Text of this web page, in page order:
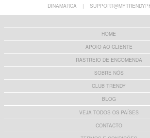
DINAMARCA
|
HOME
APOIO AO CLIENTE
RASTREIO DE ENCOMENDA
SOBRE NÓS
CLUB TRENDY
BLOG
VEJA TODOS OS PAÍSES
CONTACTO